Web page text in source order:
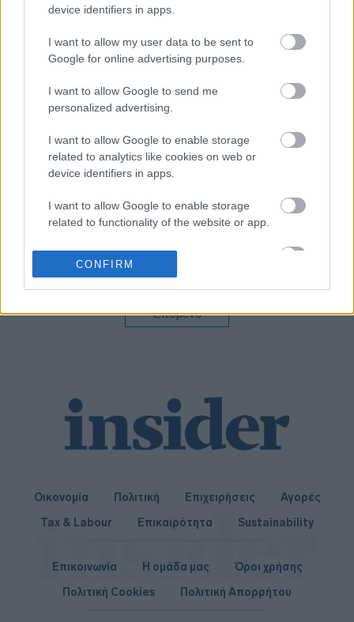
device identifiers in apps.
I want to allow my user data to be sent to
Google for online advertising purposes.
I want to allow Google to send me
personalized advertising.
I want to allow Google to enable storage
related to analytics like cookies on web or
device identifiers in apps.
I want to allow Google to enable storage
related to functionality of the website or app.
I want to allow Google to enable storage
related to personalization.
related to security, including authentication
CONFIRM
κλείσουν» τα σπίτια
ΠΟΜΙΔΑ: Να
από το Μητρώο
Βραχυχρονίων
Μισθώσεων λόγω
Ακαθάριστα οικόπεδα:
Πού σκοντάφτει ο
καθαρισμός ενώ λήγει
η προθεσμία στις 15
Επόμενο
Οικονομία Πολιτική Επιχειρήσεις
Αγορές
Tax & Labour
Επικαιρότητα Sustainability
Επικοινωνία Η ομάδα μας
Όροι χρήσης
Πολιτική Cookies
Πολιτική Απορρήτου